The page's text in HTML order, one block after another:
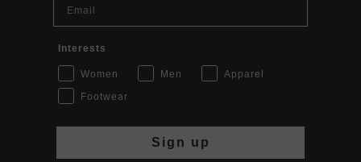
Interests
Women Men
Apparel
Footwear
Sign up